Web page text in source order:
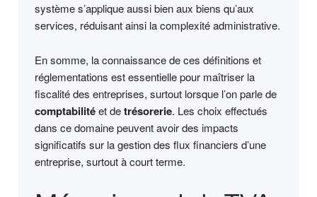
système s’applique aussi bien aux biens qu’aux
services, réduisant ainsi la complexité administrative.
En somme, la connaissance de ces définitions et
réglementations est essentielle pour maîtriser la
fiscalité des entreprises, surtout lorsque l’on parle de
comptabilitéet detrésorerie. Les choix effectués
dans ce domaine peuvent avoir des impacts
significatifs sur la gestion des flux financiers d’une
entreprise, surtout à court terme.